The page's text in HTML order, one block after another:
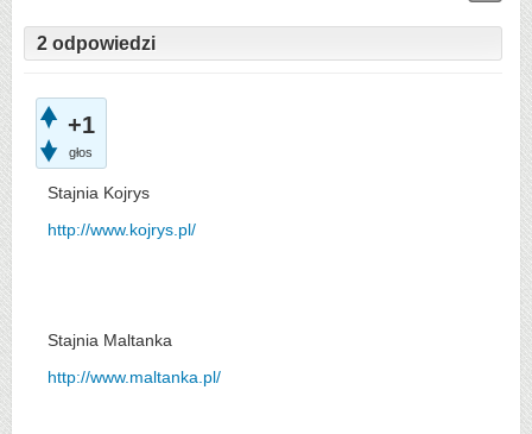
2 odpowiedzi
+1
głos
Stajnia Kojrys
http://www.kojrys.pl/
Stajnia Maltanka
http://www.maltanka.pl/